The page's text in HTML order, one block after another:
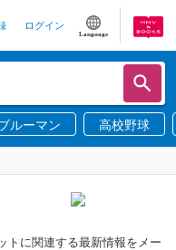
ログイン
Language
ルーマン 高校野球
トに関連する最新情報をメー